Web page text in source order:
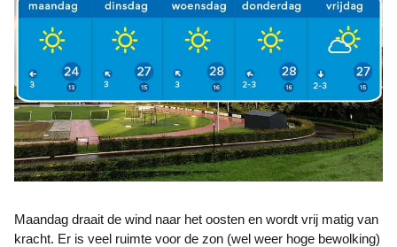
Maandag draait de wind naar het oosten en wordt vrij matig van
kracht. Er is veel ruimte voor de zon (wel weer hoge bewolking)